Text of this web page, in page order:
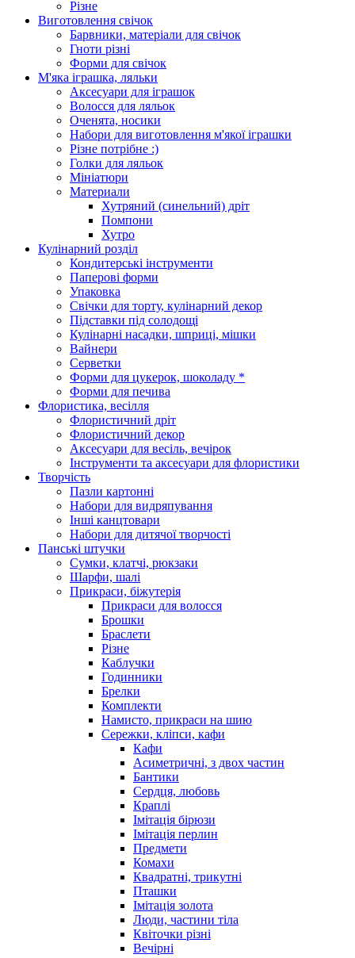
Різне
Виготовлення свічок
Барвники, матеріали для свічок
Гноти різні
Форми для свічок
М'яка іграшка, ляльки
Аксесуари для іграшок
Волосся для ляльок
Оченята, носики
Набори для виготовлення м'якої іграшки
Різне потрібне :)
Голки для ляльок
Мініатюри
Материали
Хутряний (синельний) дріт
Помпони
Хутро
Кулінарний розділ
Кондитерські інструменти
Паперові форми
Упаковка
Свічки для торту, кулінарний декор
Підставки під солодощі
Кулінарні насадки, шприці, мішки
Вайнери
Серветки
Форми для цукерок, шоколаду *
Форми для печива
Флористика, весілля
Флористичний дріт
Флористичний декор
Аксесуари для весіль, вечірок
Інструменти та аксесуари для флористики
Творчість
Пазли картонні
Набори для видряпування
Інші канцтовари
Набори для дитячої творчості
Панські штучки
Сумки, клатчі, рюкзаки
Шарфи, шалі
Прикраси, біжутерія
Прикраси для волосся
Брошки
Браслети
Різне
Каблучки
Годинники
Брелки
Комплекти
Намисто, прикраси на шию
Сережки, кліпси, кафи
Кафи
Асиметричні, з двох частин
Бантики
Сердця, любовь
Краплі
Імітація бірюзи
Імітація перлин
Предмети
Комахи
Квадратні, трикутні
Пташки
Імітація золота
Люди, частини тіла
Квіточки різні
Вечірні